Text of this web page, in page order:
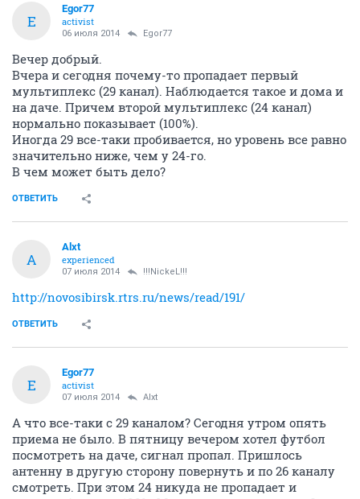
A
Alxt
experienced
04 июля 2014 Alxt
Ташара и Дубровино должны теперь принимать
РТРС-1
ОТВЕТИТЬ
E
activist
06 июля 2014 Egor77
Вечер добрый.
на даче. Причем второй мультиплекс (24 канал)
нормально показывает (100%).
Иногда 29 все-таки пробивается, но уровень все равно
значительно ниже, чем у 24-го.
Alxt
experienced
http://novosibirsk.rtrs.ru/news/read/191/
ОТВЕТИТЬ